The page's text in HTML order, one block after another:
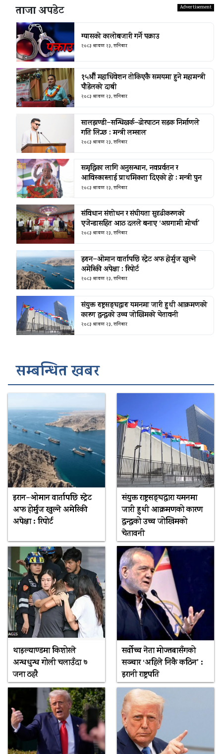
ताजा अपडेट
ग्यासको कालोबजारी गर्ने पक्राउ
२०८३ श्रावण २३, शनिबार
१५औँ महाधिवेशन तोकिएकै समयमा हुने महामन्त्री
पौडेलको दाबी
२०८३ श्रावण २३, शनिबार
सालझण्डी–सन्धिखर्क–ढोरपाटन सडक निर्माणले
गति लिन्छ : मन्त्री लम्साल
२०८३ श्रावण २३, शनिबार
समृद्धिका लागि अनुसन्धान, नवप्रर्वतन र
आविस्कारलाई प्राथमिकता दिएको हो : मन्त्री पुन
२०८३ श्रावण २३, शनिबार
संविधान संशोधन र संघीयता सुदृढीकरणको
एजेन्डासहित आठ दलले बनाए ‘अग्रगामी मोर्चा’
२०८३ श्रावण २३, शनिबार
इरान–ओमान वार्तापछि स्ट्रेट अफ होर्मुज खुल्ने
अमेरिकी अपेक्षा : रिपोर्ट
२०८३ श्रावण २३, शनिबार
संयुक्त राष्ट्रसङ्घद्वारा यमनमा जारी हुथी आक्रमणको
कारण द्वन्द्वको उच्च जोखिमको चेतावनी
२०८३ श्रावण २३, शनिबार
सम्बन्धित खबर
इरान–ओमान वार्तापछि स्ट्रेट
अफ होर्मुज खुल्ने अमेरिकी
अपेक्षा : रिपोर्ट
संयुक्त राष्ट्रसङ्घद्वारा यमनमा
जारी हुथी आक्रमणको कारण
द्वन्द्वको उच्च जोखिमको
चेतावनी
थाइल्याण्डमा किशोरले
अन्धधुन्ध गोली चलाउँदा ७
जना ठहरै
सर्वोच्च नेता मोज्तबासँगको
सञ्चार ‘अहिले निकै कठिन’ :
इरानी राष्ट्रपति